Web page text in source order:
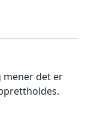
mener det er